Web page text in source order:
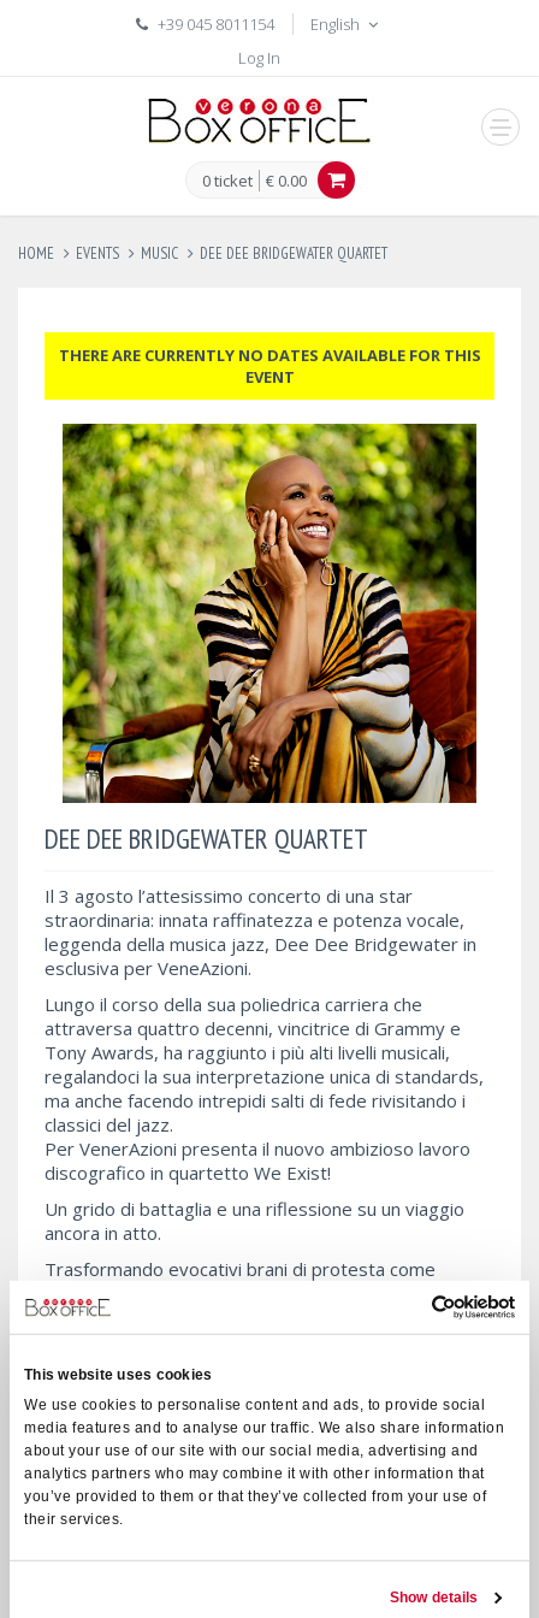
This website uses cookies
We use cookies to personalise content and ads, to provide social
media features and to analyse our traffic. We also share information
about your use of our site with our social media, advertising and
analytics partners who may combine it with other information that
you’ve provided to them or that they’ve collected from your use of
their services.
Show details
+39 045 8011154
English
Log In
0 ticket € 0.00
HOME EVENTS MUSIC DEE DEE BRIDGEWATER QUARTET
THERE ARE CURRENTLY NO DATES AVAILABLE FOR THIS
EVENT
DEE DEE BRIDGEWATER QUARTET
Il 3 agosto l’attesissimo concerto di una star
straordinaria: innata raffinatezza e potenza vocale,
leggenda della musica jazz, Dee Dee Bridgewater in
esclusiva per VeneAzioni.
Lungo il corso della sua poliedrica carriera che
attraversa quattro decenni, vincitrice di Grammy e
Tony Awards, ha raggiunto i più alti livelli musicali,
regalandoci la sua interpretazione unica di standards,
ma anche facendo intrepidi salti di fede rivisitando i
classici del jazz.
Per VenerAzioni presenta il nuovo ambizioso lavoro
discografico in quartetto We Exist!
Un grido di battaglia e una riflessione su un viaggio
ancora in atto.
Trasformando evocativi brani di protesta come
"Mississippi Goddam", "Trying Times", "The Danger
Zone" e altri, il Dee Dee Bridgewater Quartet collega
il passato e il presente, tracciando quanta strada
abbiamo fatto e quanta strada dobbiamo ancora fare.
L’incomparabile voce e l’altezza interpretativa di Dee
Dee Bridgewater saranno esaltate da una formazione
tutta al femminile d’eccezione: il grande talento della
direttrice musicale e pianista Carmen Staaf
(Thelonious Monk Institute Fellow e DownBeat Critics
Poll Rising Star) e i talenti italiani Rosa Brunello bass e